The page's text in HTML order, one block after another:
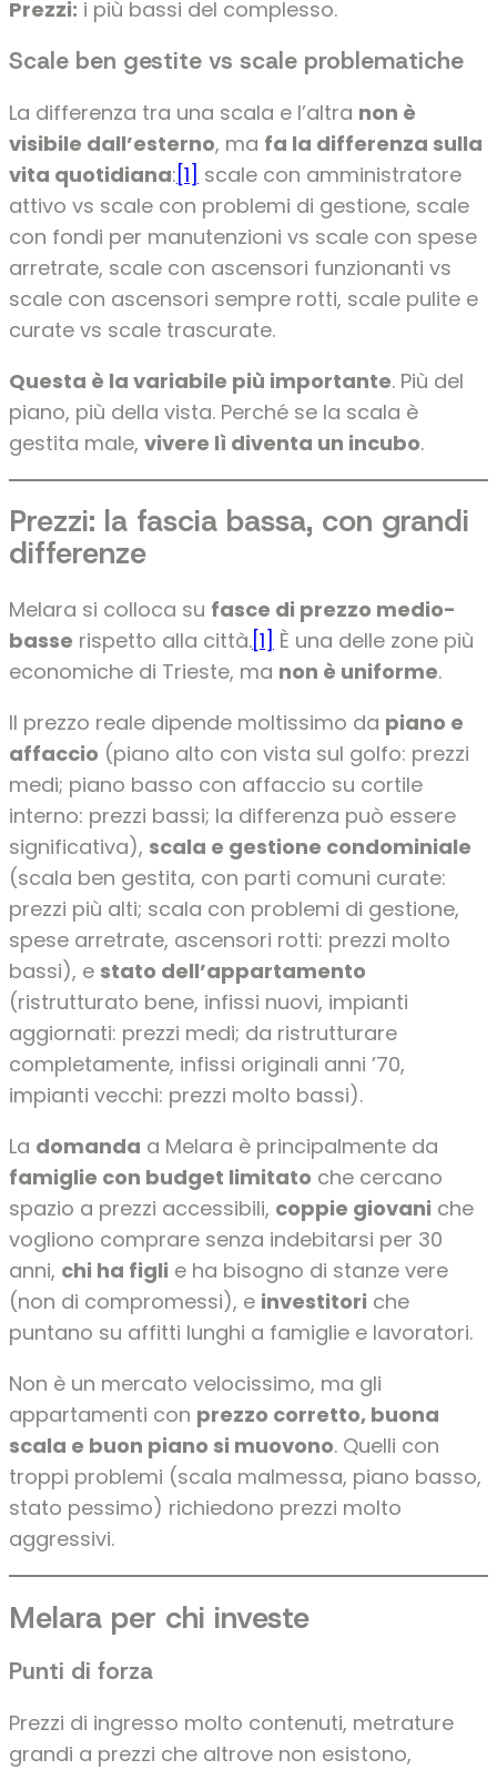
Prezzi: i più bassi del complesso.
Scale ben gestite vs scale problematiche
La differenza tra una scala e l’altra non è
visibile dall’esterno, ma fa la differenza sulla
vita quotidiana:[1] scale con amministratore
attivo vs scale con problemi di gestione, scale
con fondi per manutenzioni vs scale con spese
arretrate, scale con ascensori funzionanti vs
scale con ascensori sempre rotti, scale pulite e
curate vs scale trascurate.
Questa è la variabile più importante. Più del
piano, più della vista. Perché se la scala è
gestita male, vivere lì diventa un incubo.
Prezzi: la fascia bassa, con grandi
differenze
Melara si colloca su fasce di prezzo medio-
basse rispetto alla città. [1] È una delle zone più
economiche di Trieste, ma non è uniforme.
Il prezzo reale dipende moltissimo da piano e
affaccio (piano alto con vista sul golfo: prezzi
medi; piano basso con affaccio su cortile
interno: prezzi bassi; la differenza può essere
significativa), scala e gestione condominiale
(scala ben gestita, con parti comuni curate:
prezzi più alti; scala con problemi di gestione,
spese arretrate, ascensori rotti: prezzi molto
bassi), e stato dell’appartamento
(ristrutturato bene, infissi nuovi, impianti
aggiornati: prezzi medi; da ristrutturare
completamente, infissi originali anni ’70,
impianti vecchi: prezzi molto bassi).
La domanda a Melara è principalmente da
famiglie con budget limitato che cercano
spazio a prezzi accessibili, coppie giovani che
vogliono comprare senza indebitarsi per 30
anni, chi ha figli e ha bisogno di stanze vere
(non di compromessi), e investitori che
puntano su affitti lunghi a famiglie e lavoratori.
Non è un mercato velocissimo, ma gli
appartamenti con prezzo corretto, buona
scala e buon piano si muovono. Quelli con
troppi problemi (scala malmessa, piano basso,
stato pessimo) richiedono prezzi molto
aggressivi.
Melara per chi investe
Punti di forza
Prezzi di ingresso molto contenuti, metrature
grandi a prezzi che altrove non esistono,